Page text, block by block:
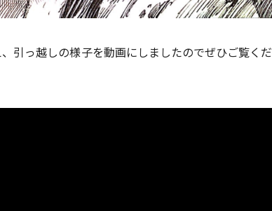
引っ越しの様子を動画にしましたのでぜひご覧くだ